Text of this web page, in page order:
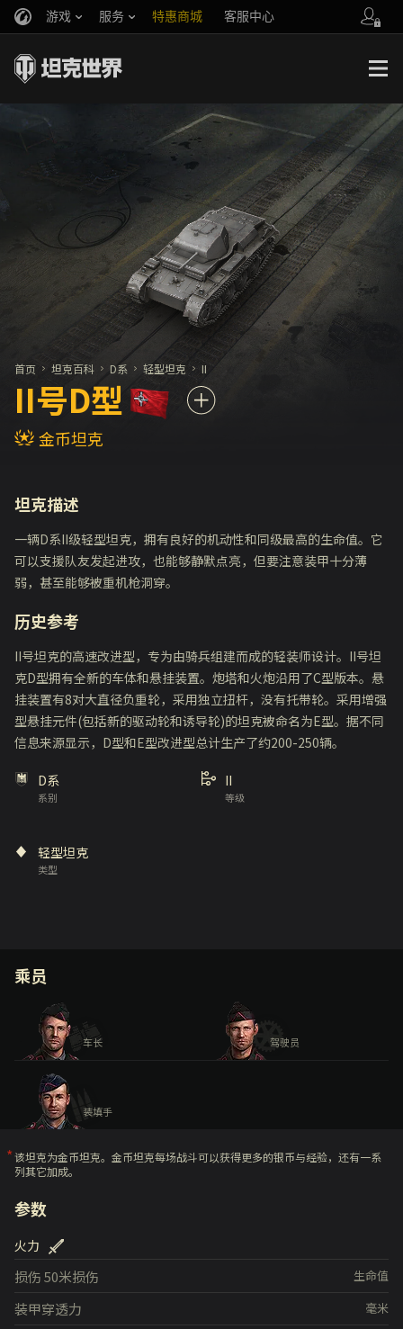
游戏 服务 特惠商城 客服中心
你好，吾久
万圣节
《以战止战》
官方自媒体
首页 坦克百科 D系 轻型坦克 II
II号D型
金币坦克
坦克描述
一辆D系II级轻型坦克，拥有良好的机动性和同级最高的生命值。它
可以支援队友发起进攻，也能够静默点亮，但要注意装甲十分薄
弱，甚至能够被重机枪洞穿。
历史参考
II号坦克的高速改进型，专为由骑兵组建而成的轻装师设计。II号坦
克D型拥有全新的车体和悬挂装置。炮塔和火炮沿用了C型版本。悬
挂装置有8对大直径负重轮，采用独立扭杆，没有托带轮。采用增强
型悬挂元件(包括新的驱动轮和诱导轮)的坦克被命名为E型。据不同
信息来源显示，D型和E型改进型总计生产了约200-250辆。
系别
D系
等级
II
类型
轻型坦克
乘员
车长 驾驶员
装填手
该坦克为金币坦克。金币坦克每场战斗可以获得更多的银币与经验，还有一系
列其它加成。
参数
火力
生命值
损伤50米损伤
毫米
装甲穿透力